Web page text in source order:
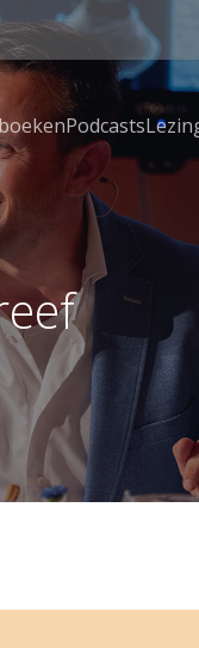
Podcasts